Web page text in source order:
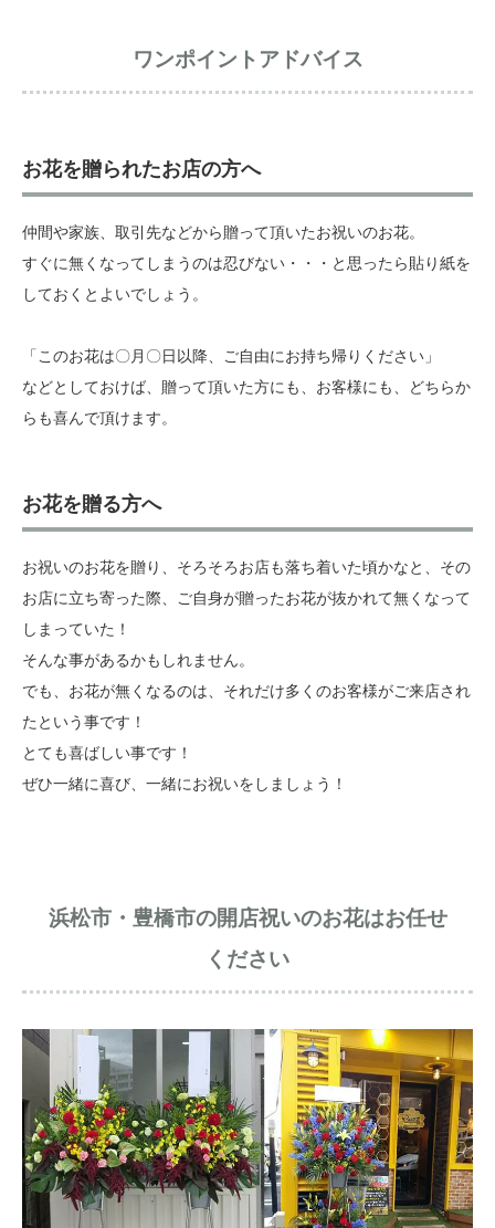
ワンポイントアドバイス
お花を贈られたお店の方へ
仲間や家族、取引先などから贈って頂いたお祝いのお花。
すぐに無くなってしまうのは忍びない・・・と思ったら貼り紙を
しておくとよいでしょう。
「このお花は〇月〇日以降、ご自由にお持ち帰りください」
などとしておけば、贈って頂いた方にも、お客様にも、どちらか
らも喜んで頂けます。
お花を贈る方へ
お祝いのお花を贈り、そろそろお店も落ち着いた頃かなと、その
お店に立ち寄った際、ご自身が贈ったお花が抜かれて無くなって
しまっていた！
そんな事があるかもしれません。
でも、お花が無くなるのは、それだけ多くのお客様がご来店され
たという事です！
とても喜ばしい事です！
ぜひ一緒に喜び、一緒にお祝いをしましょう！
浜松市・豊橋市の開店祝いのお花はお任せ
ください